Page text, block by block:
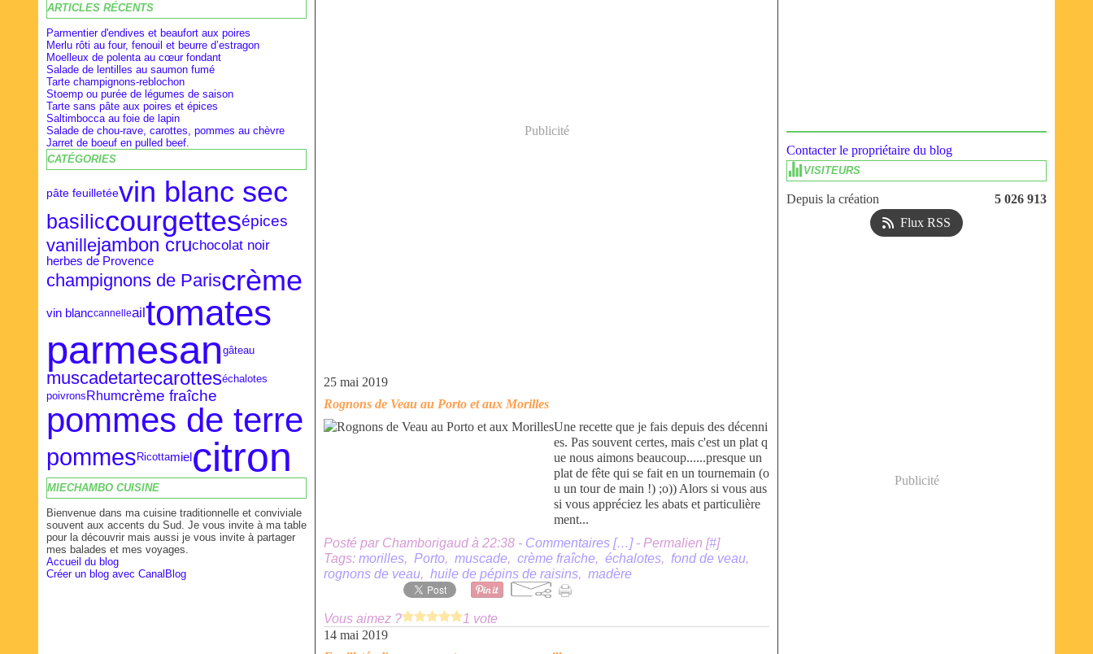
Février(9)
Janvier(8)
Février(16)
Janvier(18)
Avril(28)
Mars(27)
ARTICLES RÉCENTS
Parmentier d'endives et beaufort aux poires
Merlu rôti au four, fenouil et beurre d’estragon
Moelleux de polenta au cœur fondant
Salade de lentilles au saumon fumé
Tarte champignons-reblochon
Stoemp ou purée de légumes de saison
Tarte sans pâte aux poires et épices
Saltimbocca au foie de lapin
Salade de chou-rave, carottes, pommes au chèvre
Jarret de boeuf en pulled beef.
CATÉGORIES
pâte feuilletéevin blanc sec
basiliccourgettesépices
vanillejambon cruchocolat noir
herbes de Provence
champignons de Pariscrème
vin blanccannelleailtomates
parmesan gâteau
muscadetartecarotteséchalotes
poivrons Rhumcrème fraîche
pommes de terre
pommes Ricottamiel citron
MIECHAMBO CUISINE
Bienvenue dans ma cuisine traditionnelle et conviviale
souvent aux accents du Sud. Je vous invite à ma table
pour la découvrir mais aussi je vous invite à partager
mes balades et mes voyages.
Accueil du blog
Créer un blog avec CanalBlog
Publicité
25 mai 2019
Rognons de Veau au Porto et aux Morilles
Une recette que je fais depuis des décenni
es. Pas souvent certes, mais c'est un plat q
ue nous aimons beaucoup......presque un
plat de fête qui se fait en un tournemain (o
u un tour de main !) ;o)) Alors si vous aus
si vous appréciez les abats et particulière
ment...
Posté par Chamborigaud à 22:38 - Commentaires […]- Permalien [#]
Tags: morilles, Porto, muscade, crème fraîche, échalotes, fond de veau,
rognons de veau, huile de pépins de raisins, madère
Vous aimez ?
1 vote
14 mai 2019
Contacter le propriétaire du blog
VISITEURS
Depuis la création
5 026 913
Flux RSS
Publicité